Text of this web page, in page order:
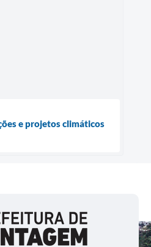
e projetos climáticos